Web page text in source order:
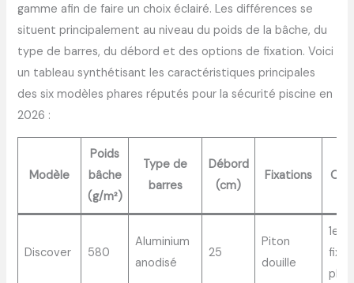
gamme afin de faire un choix éclairé. Les différences se
situent principalement au niveau du poids de la bâche, du
type de barres, du débord et des options de fixation. Voici
un tableau synthétisant les caractéristiques principales
des six modèles phares réputés pour la sécurité piscine en
2026 :
Modèle
Poids
bâche
(g/m²)
Type de
barres
Débord
(cm)
Fixations
Discover 580
Aluminium
anodisé
25
Piton
douille
1er